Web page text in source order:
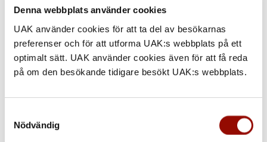
Denna webbplats använder cookies
UAK använder cookies för att ta del av besökarnas
preferenser och för att utforma UAK:s webbplats på ett
optimalt sätt. UAK använder cookies även för att få reda
på om den besökande tidigare besökt UAK:s webbplats.
Nödvändig
227. ISAAC GRÜNEWALD
UTROP
400.000 - 600.000 SEK
€ 40.000 - 60.000
KLUBBAT PRIS